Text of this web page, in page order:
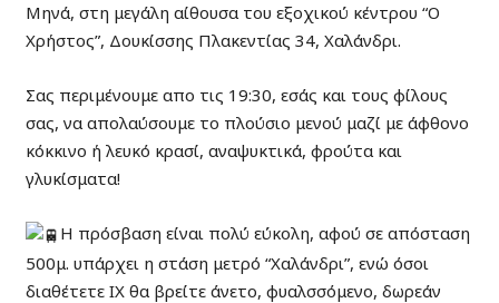
Μηνά, στη μεγάλη αίθουσα του εξοχικού κέντρου “Ο
Χρήστος”, Δουκίσσης Πλακεντίας 34, Χαλάνδρι.
Σας περιμένουμε απο τις 19:30, εσάς και τους φίλους
σας, να απολαύσουμε το πλούσιο μενού μαζί με άφθονο
κόκκινο ή λευκό κρασί, αναψυκτικά, φρούτα και
γλυκίσματα!
Η πρόσβαση είναι πολύ εύκολη, αφού σε απόσταση
500μ. υπάρχει η στάση μετρό “Χαλάνδρι”, ενώ όσοι
διαθέτετε ΙΧ θα βρείτε άνετο, φυαλσσόμενο, δωρεάν